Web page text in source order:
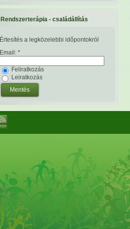
Rendszerterápia - családállítás
Értesítés a legközelebbi időpontokról
Email: *
Feliratkozás
Leiratkozás